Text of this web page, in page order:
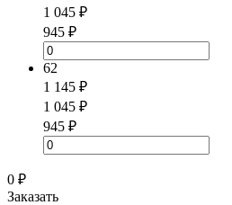
1 045 ₽
945 ₽
62
1 145 ₽
1 045 ₽
945 ₽
0 ₽
Заказать